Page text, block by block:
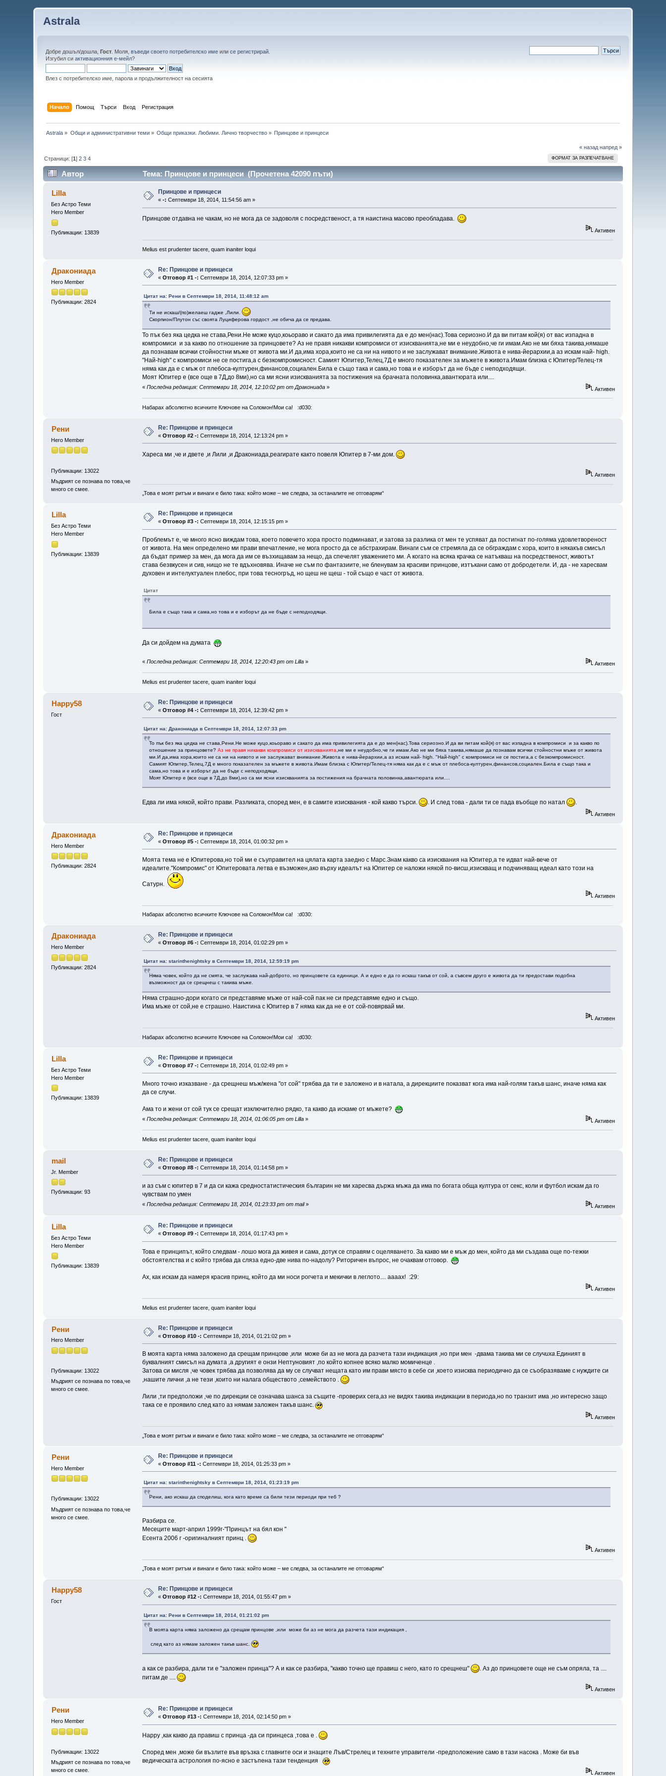
Astrala
Добре дошъл/дошла,Гост . Моля,въведи своето потребителско име илисе регистрирай
Изгубил сиактивационния е-мейл?
Влез с потребителско име, парола и продължителност на сесията
Начало Помощ Търси Вход Регистрация
Astrala » Общи и административни теми» Общи приказки. Любими. Лично творчество » Принцове и принцеси
« назад напред »
ФОРМАТ ЗА РАЗПЕЧАТВАНЕ
Страници: [1]2 3 4
Автор Тема: Принцове и принцеси (Прочетена 42090 пъти)
Lilla
Без Астро Теми
Hero Member
Публикации: 13839
Принцове и принцеси
«-: Септември 18, 2014, 11:54:56 am »
Принцове отдавна не чакам, но не мога да се задоволя с посредственост, а тя наистина масово преобладава.
Активен
Melius est prudenter tacere, quam inaniter loqui
Дракониада
Hero Member
Публикации: 2824
Re: Принцове и принцеси
«Отговор #1 -: Септември 18, 2014, 12:07:33 pm »
Цитат на: Рени в Септември 18, 2014, 11:48:12 am
Ти не искаш/(по)желаеш гадже ,Лили.
Скорпион/Плутон със своята Луциферова гордост ,не обича да се предава.
То пък без яка цедка не става,Рени.Не може куцо,коьораво и сакато да има привилегията да е до мен(нас).Това сериозно.И да ви питам кой(я) от вас изпадна в
компромиси и за какво по отношение за принцовете? Аз не правя никакви компромиси от изискванията,не ми е неудобно,че ги имам.Ако не ми бяха такива,нямаше
да познавам всички стойностни мъже от живота ми.И да,има хора,които не са ни на нивото и не заслужават внимание.Живота е нива-йерархии,а аз искам най- high.
"Най-high" с компромиси не се постига,a с безкомпромисност. Самият Юпитер,Телец,7Д е много показателен за мъжете в живота.Имам близка с Юпитер/Телец-тя
няма как да е с мъж от плебоса-културен,финансов,социален.Била е също така и сама,но това и е изборът да не бъде с неподходящи.
Моят Юпитер е (все още в 7Д,до 8ми),но са ми ясни изискванията за постижения на брачната половинка,авантюрата или....
« Последна редакция: Септември 18, 2014, 12:10:02 pm от Дракониада» Активен
Набарах абсолютно всичките Ключове на Соломон!Мои са! :d030:
Рени
Hero Member
Публикации: 13022
Мъдрият се познава по това,че
много се смее.
Re: Принцове и принцеси
«Отговор #2 -: Септември 18, 2014, 12:13:24 pm »
Хареса ми ,че и двете ,и Лили ,и Дракониада,реагирате както повеля Юпитер в 7-ми дом.
Активен
„Това е моят ритъм и винаги е било така: който може – ме следва, за останалите не отговарям“
Lilla
Без Астро Теми
Hero Member
Публикации: 13839
Re: Принцове и принцеси
«Отговор #3 -: Септември 18, 2014, 12:15:15 pm »
Проблемът е, че много ясно виждам това, което повечето хора просто подминават, и затова за разлика от мен те успяват да постигнат по-голяма удовлетвореност
от живота. На мен определено ми прави впечатление, не мога просто да се абстрахирам. Винаги съм се стремяла да се обграждам с хора, които в някакъв смисъл
да бъдат пример за мен, да мога да им се възхищавам за нещо, да спечелят уважението ми. А когато на всяка крачка се натъкваш на посредственост, животът
става безвкусен и сив, нищо не те вдъхновява. Иначе не съм по фантазиите, не бленувам за красиви принцове, изтъкани само от добродетели. И, да - не харесвам
духовен и интелуктуален плебос, при това тесногръд, но щеш не щеш - той също е част от живота.
Цитат
Била е също така и сама,но това и е изборът да не бъде с неподходящи.
Да си дойдем на думата
« Последна редакция: Септември 18, 2014, 12:20:43 pm от Lilla» Активен
Melius est prudenter tacere, quam inaniter loqui
Happy58
Гост
Re: Принцове и принцеси
«Отговор #4 -: Септември 18, 2014, 12:39:42 pm »
Цитат на: Дракониада в Септември 18, 2014, 12:07:33 pm
То пък без яка цедка не става,Рени.Не може куцо,коьораво и сакато да има привилегията да е до мен(нас).Това сериозно.И да ви питам кой(я) от вас изпадна в компромиси и за какво по
отношение за принцовете? Аз не правя никакви компромиси от изискванията ,не ми е неудобно,че ги имам.Ако не ми бяха такива,нямаше да познавам всички стойностни мъже от живота
ми.И да,има хора,които не са ни на нивото и не заслужават внимание.Живота е нива-йерархии,а аз искам най- high. "Най-high" с компромиси не се постига,a с безкомпромисност.
Самият Юпитер,Телец,7Д е много показателен за мъжете в живота.Имам близка с Юпитер/Телец-тя няма как да е с мъж от плебоса-културен,финансов,социален.Била е също така и
сама,но това и е изборът да не бъде с неподходящи.
Моят Юпитер е (все още в 7Д,до 8ми),но са ми ясни изискванията за постижения на брачната половинка,авантюрата или....
Едва ли има някой, който прави. Разликата, според мен, е в самите изисквания - кой какво търси. . И след това - дали ти се пада въобще по натал .
Активен
Дракониада
Hero Member
Публикации: 2824
Re: Принцове и принцеси
«Отговор #5 -: Септември 18, 2014, 01:00:32 pm »
Моята тема не е Юпитерова,но той ми е съуправител на цялата карта заедно с Марс.Знам какво са изисквания на Юпитер,а те идват най-вече от
идеалите."Компромис" от Юпитеровата летва е възможен,ако върху идеалът на Юпитер се наложи някой по-висш,изискващ и подчиняващ идеал като този на
Сатурн.
Активен
Набарах абсолютно всичките Ключове на Соломон!Мои са! :d030:
Дракониада
Hero Member
Публикации: 2824
Re: Принцове и принцеси
«Отговор #6 -: Септември 18, 2014, 01:02:29 pm »
Цитат на: starinthenightsky в Септември 18, 2014, 12:59:19 pm
Няма човек, който да не смята, че заслужава най-доброто, но принцовете са единици. А и едно е да го искаш такъв от сой, а съвсем друго е живота да ти предостави подобна
възможност да се срещнеш с такива мъже.
Няма страшно-дори когато си представяме мъже от най-сой пак не си представяме едно и също.
Има мъже от сой,не е страшно. Наистина с Юпитер в 7 няма как да не е от сой-повярвай ми.
Активен
Набарах абсолютно всичките Ключове на Соломон!Мои са! :d030:
Lilla
Без Астро Теми
Hero Member
Публикации: 13839
Re: Принцове и принцеси
«Отговор #7 -: Септември 18, 2014, 01:02:49 pm »
Много точно изказване - да срещнеш мъж/жена "от сой" трябва да ти е заложено и в натала, а дирекциите показват кога има най-голям такъв шанс, иначе няма как
да се случи.
Ама то и жени от сой тук се срещат изключително рядко, та какво да искаме от мъжете?
« Последна редакция: Септември 18, 2014, 01:06:05 pm от Lilla» Активен
Melius est prudenter tacere, quam inaniter loqui
mail
Jr. Member
Публикации: 93
Re: Принцове и принцеси
«Отговор #8 -: Септември 18, 2014, 01:14:58 pm »
и аз съм с юпитер в 7 и да си кажа средностатистическия българин не ми харесва държа мъжа да има по богата обща култура от секс, коли и футбол искам да го
чувствам по умен
« Последна редакция: Септември 18, 2014, 01:23:33 pm от mail» Активен
Lilla
Без Астро Теми
Hero Member
Публикации: 13839
Re: Принцове и принцеси
«Отговор #9 -: Септември 18, 2014, 01:17:43 pm »
Това е принципът, който следвам - лошо мога да живея и сама, дотук се справям с оцеляването. За какво ми е мъж до мен, който да ми създава още по-тежки
обстоятелства и с който трябва да сляза едно-две нива по-надолу? Риторичен въпрос, не очаквам отговор.
Ах, как искам да намеря красив принц, който да ми носи рогчета и мекички в леглото.... аааах! :29:
Активен
Melius est prudenter tacere, quam inaniter loqui
Рени
Hero Member
Публикации: 13022
Мъдрият се познава по това,че
много се смее.
Re: Принцове и принцеси
«Отговор #10 -: Септември 18, 2014, 01:21:02 pm »
В моята карта няма заложено да срещам принцове ,или може би аз не мога да разчета тази индикация ,но при мен -двама такива ми се случиха.Единият в
буквалният смисъл на думата ,а другият е онзи Нептуновият ,по който копнее всяко малко момиченце .
Затова си мисля ,че човек трябва да позволява да му се случват нещата като им прави място в себе си ,което изисква периодично да се съобразяваме с нуждите си
,нашите лични ,а не тези ,които ни налага обществото ,семейството .
Лили ,ти предположи ,че по дирекции се означава шанса за същите -проверих сега,аз не видях такива индикации в периода,но по транзит има ,но интересно защо
така се е проявило след като аз нямам заложен такъв шанс.
Активен
„Това е моят ритъм и винаги е било така: който може – ме следва, за останалите не отговарям“
Рени
Hero Member
Публикации: 13022
Мъдрият се познава по това,че
много се смее.
Re: Принцове и принцеси
«Отговор #11 -: Септември 18, 2014, 01:25:33 pm »
Цитат на: starinthenightsky в Септември 18, 2014, 01:23:19 pm
Рени, ако искаш да споделиш, кога като време са били тези периоди при теб ?
Разбира се.
Месеците март-април 1999г-"Принцът на бял кон "
Есента 2006 г -оригиналният принц .
Активен
„Това е моят ритъм и винаги е било така: който може – ме следва, за останалите не отговарям“
Happy58
Гост
Re: Принцове и принцеси
«Отговор #12 -: Септември 18, 2014, 01:55:47 pm »
Цитат на: Рени в Септември 18, 2014, 01:21:02 pm
В моята карта няма заложено да срещам принцове ,или може би аз не мога да разчета тази индикация ,
след като аз нямам заложен такъв шанс.
а как се разбира, дали ти е "заложен принца"? А и как се разбира, "какво точно ще правиш с него, като го срещнеш"
. Аз до принцовете още не съм опряла, та ....
питам де ....
Активен
Рени
Hero Member
Публикации: 13022
Мъдрият се познава по това,че
много се смее.
Re: Принцове и принцеси
«Отговор #13 -: Септември 18, 2014, 02:14:50 pm »
Happy ,как какво да правиш с принца -да си принцеса ,това е .
Според мен ,може би възлите във връзка с главните оси и знаците Лъв/Стрелец и техните управители -предположение само в тази насока . Може би във
ведическата астрология по-ясно е застъпена тази тенденция
Активен